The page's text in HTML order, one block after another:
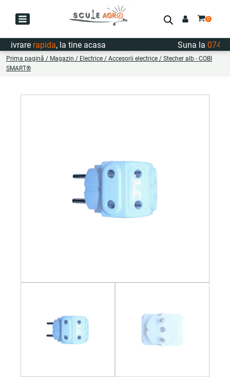
rapida, la tine acasa Suna la
Prima pagină / Magazin / Electrice / Accesorii electrice / Stecher alb - COBI
SMART®